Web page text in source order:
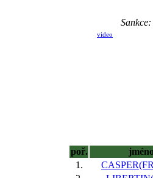
video
poř.
1.